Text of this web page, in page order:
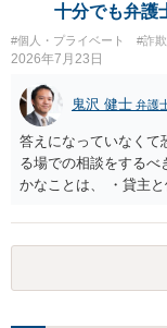
十分でも弁護
#個人・プライベート #詐
2026年7月23日
鬼沢 健士 弁護
答えになっていなくて
る場での相談をするべ
かなことは、 ・貸主
想されるのは、 ・も
給付ではない でしょ
るといえそうなもの
らといって不法原因給